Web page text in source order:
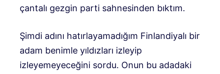
çantalı gezgin parti sahnesinden bıktım.
Şimdi adını hatırlayamadığım Finlandiyalı bir
adam benimle yıldızları izleyip
izleyemeyeceğini sordu. Onun bu adadaki